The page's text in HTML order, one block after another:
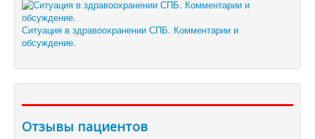
Ситуация в здравоохранении СПБ. Комментарии и
обсуждение.
Отзывы пациентов